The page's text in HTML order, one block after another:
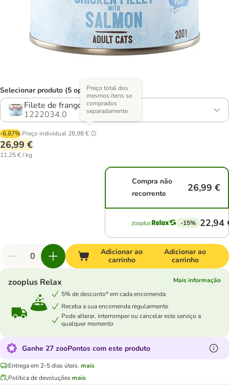
Selecionar produto (5 opções)
Filete de frango com salmão
1222034.0
-6.87% Preço individual 28,98 €
Preço total dos
mesmos itens se
comprados
separadamente
26,99 €
11,25 € / kg
Compra não
recorrente
26,99 €
-15% 22,94
Adicionar ao
carrinho
Adicionar ao
carrinho
zooplus Relax
Mais informação
5% de desconto* em cada encomenda
Receba a sua encomenda regularmente
Pode alterar, interromper ou cancelar este serviço a
qualquer momento
Ganhe 27 zooPontos com este produto
Entrega em 2-5 dias úteis. mais
Política de devoluçõesmais